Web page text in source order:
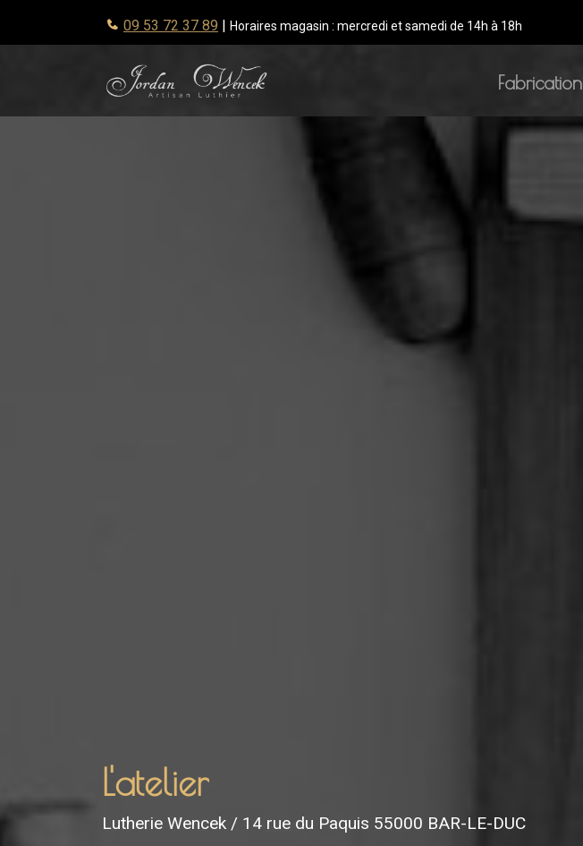
09 53 72 37 89 | Horaires magasin : mercredi et samedi de 14h à 18h
Fabrication
L'atelier
Lutherie Wencek / 14 rue du Paquis 55000 BAR-LE-DUC